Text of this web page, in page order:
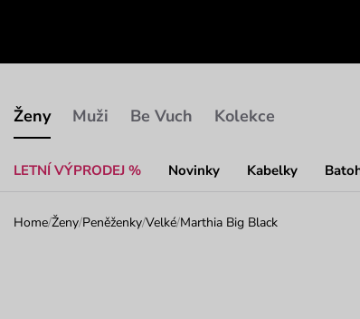
Ženy
LETNÍ VÝPRODEJ % Novinky Kabelky
Muži Be Vuch Kolekce
Home/Ženy/Peněženky/Velké/Marthia Big Black